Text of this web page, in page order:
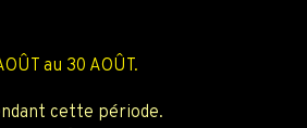
au 30 AOÛT.
cette période.